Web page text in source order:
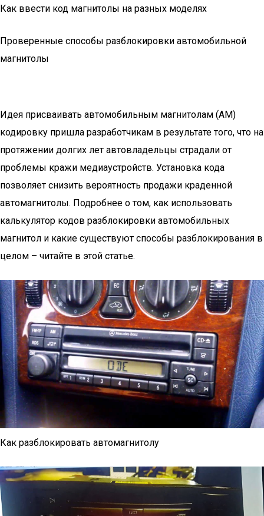
Как ввести код магнитолы на разных моделях
Проверенные способы разблокировки автомобильной
магнитолы
Идея присваивать автомобильным магнитолам (АМ)
кодировку пришла разработчикам в результате того, что на
протяжении долгих лет автовладельцы страдали от
проблемы кражи медиаустройств. Установка кода
позволяет снизить вероятность продажи краденной
автомагнитолы. Подробнее о том, как использовать
калькулятор кодов разблокировки автомобильных
магнитол и какие существуют способы разблокирования в
целом – читайте в этой статье.
Как разблокировать автомагнитолу